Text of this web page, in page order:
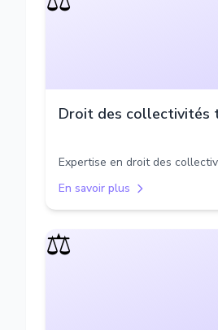
Droit des collectivités
Expertise en droit des
En savoir plus
⚖️